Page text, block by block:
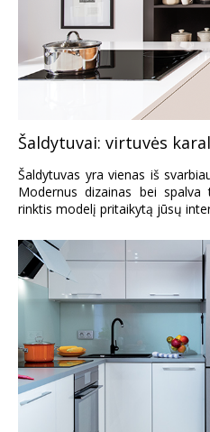
Šaldytuvai: virtuvės
Šaldytuvas yra vienas iš
Modernus dizainas bei
rinktis modelį pritaikytą jūsų